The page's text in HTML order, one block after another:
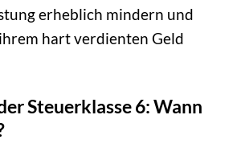
erheblich mindern und
hart verdienten Geld
Steuerklasse 6: Wann